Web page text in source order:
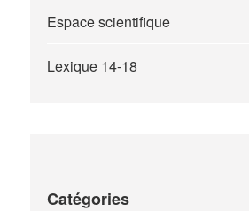
Espace scientifique
Lexique 14-18
Catégories